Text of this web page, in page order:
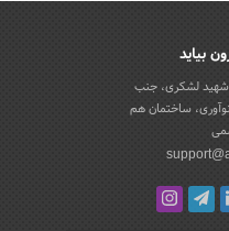
بیاید
شهید لشکری، جنب
ساختمان هم